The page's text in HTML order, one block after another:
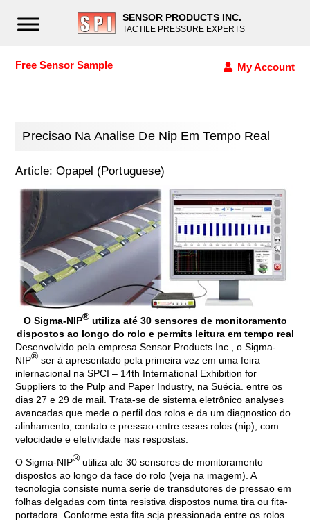
SENSOR PRODUCTS INC.
TACTILE PRESSURE EXPERTS
Free Sensor Sample My Account
Precisao Na Analise De Nip Em Tempo Real
Article: Opapel (Portuguese)
O Sigma-NIP®utiliza até 30 sensores de monitoramento
dispostos ao longo do rolo e permits leitura em tempo real
Desenvolvido pela empresa Sensor Products Inc., o Sigma-
NIP® ser á apresentado pela primeira vez em uma feira
inlernacional na SPCI – 14th International Exhibition for
Suppliers to the Pulp and Paper Industry, na Suécia. entre os
dias 27 e 29 de mail. Trata-se de sistema eletrônico analyses
avancadas que mede o perfil dos rolos e da um diagnostico do
alinhamento, contato e pressao entre esses rolos (nip), com
velocidade e efetividade nas respostas.
O Sigma-NIP® utiliza ale 30 sensores de monitoramento
dispostos ao longo da face do rolo (veja na imagem). A
tecnologia consiste numa serie de transdutores de pressao em
folhas delgadas com tinta resistiva dispostos numa tira ou fita-
portadora. Conforme esta fita scja pressionada entre os rolos.